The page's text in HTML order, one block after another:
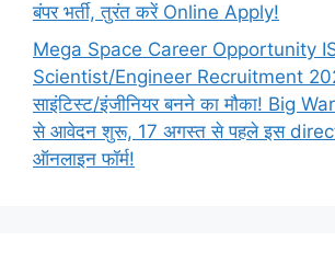
बंपर भर्ती, तुरंत करें Online Apply!
Mega Space Career Opportunity
Scientist/Engineer Recruitment
साइंटिस्ट/इंजीनियर बनने का मौका! Big
से आवेदन शुरू, 17 अगस्त से पहले इस
ऑनलाइन फॉर्म!